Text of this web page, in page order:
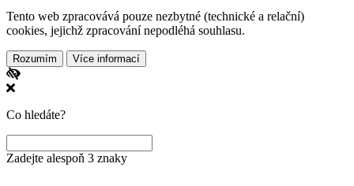
Tento web zpracovává pouze nezbytné (technické a relační)
cookies, jejichž zpracování nepodléhá souhlasu.
Rozumím Více informací
Co hledáte?
Zadejte alespoň 3 znaky